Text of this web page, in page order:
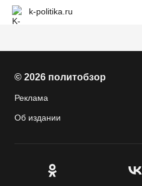
k-politika.ru
© 2026 политобзор
Реклама
Об издании